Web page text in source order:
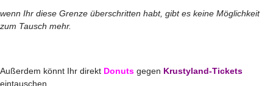
wenn Ihr diese Grenze überschritten habt, gibt es keine Möglichkeit
zum Tausch mehr.
Außerdem könnt Ihr direkt Donuts gegen Krustyland-Tickets
eintauschen.